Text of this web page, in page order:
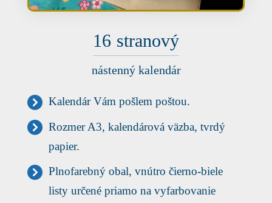
16 stranový
nástenný kalendár
Kalendár Vám pošlem poštou.
Rozmer A3, kalendárová väzba, tvrdý
papier.
Plnofarebný obal, vnútro čierno-biele
listy určené priamo na vyfarbovanie